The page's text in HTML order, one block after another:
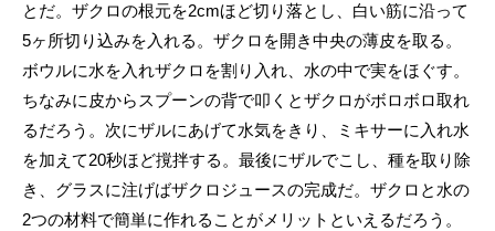
とだ。ザクロの根元を2cmほど切り落とし、白い筋に沿って
5ヶ所切り込みを入れる。ザクロを開き中央の薄皮を取る。
ボウルに水を入れザクロを割り入れ、水の中で実をほぐす。
ちなみに皮からスプーンの背で叩くとザクロがボロボロ取れ
るだろう。次にザルにあげて水気をきり、ミキサーに入れ水
を加えて20秒ほど撹拌する。最後にザルでこし、種を取り除
き、グラスに注げばザクロジュースの完成だ。ザクロと水の
2つの材料で簡単に作れることがメリットといえるだろう。